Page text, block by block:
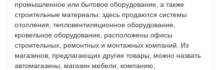
промышленное или бытовое оборудование, а также
строительные материалы: здесь продаются системы
отопления, тепловентиляционное оборудование,
кровельное оборудование, расположены офисы
строительных, ремонтных и монтажных компаний. Из
магазинов, предлагающих другие товары, можно назвать
автомагазины, магазин мебели, компанию,